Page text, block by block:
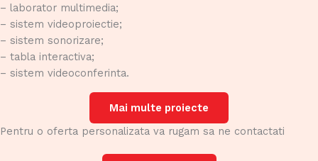
– laborator multimedia;
– sistem videoproiectie;
– sistem sonorizare;
– tabla interactiva;
– sistem videoconferinta.
Mai multe proiecte
Pentru o oferta personalizata va rugam sa ne contactati